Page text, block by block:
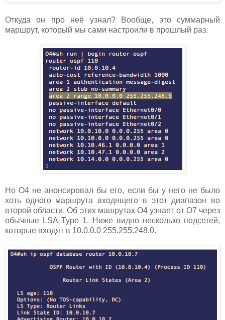
Откуда он про неё узнал? Вообще, это суммарный
маршрут, который мы сами настроили в прошлый раз.
Но О4 не анонсировал бы его, если бы у него не было
хоть одного маршрута входящего в этот диапазон во
второй области. Об этих машрутах О4 узнает от О7 через
обычные LSA Type 1. Ниже видно несколько подсетей,
которые входят в 10.0.0.0 255.255.248.0.